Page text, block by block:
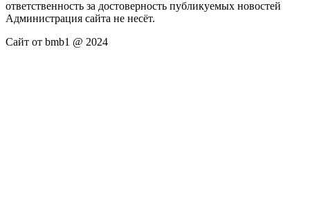
ответственность за достоверность публикуемых новостей
Администрация сайта не несёт.
Сайт от bmb1 @ 2024